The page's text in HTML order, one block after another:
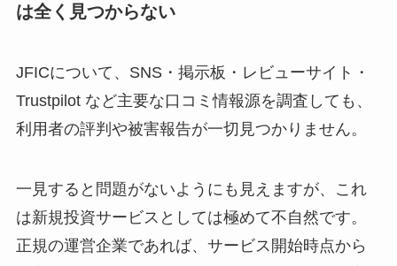
は全く見つからない
JFICについて、SNS・掲示板・レビューサイト・
Trustpilot など主要な口コミ情報源を調査しても、
利用者の評判や被害報告が一切見つかりません。
一見すると問題がないようにも見えますが、これ
は新規投資サービスとしては極めて不自然です。
正規の運営企業であれば、サービス開始時点から